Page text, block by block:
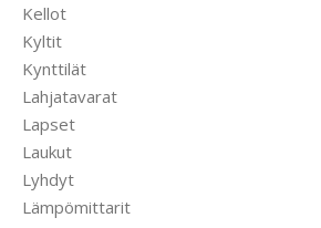
Kellot
Kyltit
Kynttilät
Lahjatavarat
Lapset
Laukut
Lyhdyt
Lämpömittarit